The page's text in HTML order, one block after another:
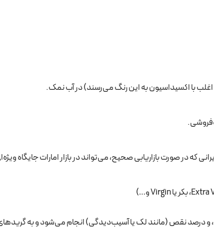
اغلب با اکسیداسیون به این رنگ می‌رسند) در آب نمک.
که در صورت بازاریابی صحیح، می‌تواند در بازار امارات جایگاه